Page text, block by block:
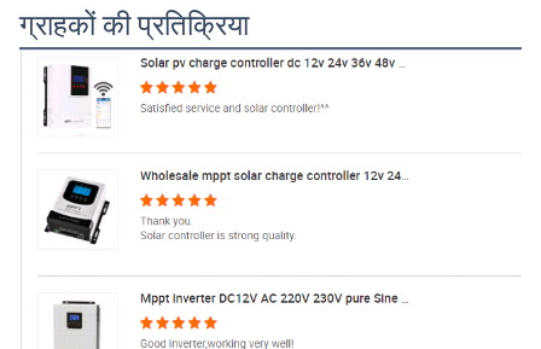
ग्राहकों की प्रतिक्रिया